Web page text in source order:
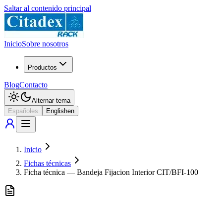
Saltar al contenido principal
InicioSobre nosotros
Productos
BlogContacto
Alternar tema
Español es Englishen
Inicio
Fichas técnicas
Ficha técnica — Bandeja Fijacion Interior CIT/BFI-100